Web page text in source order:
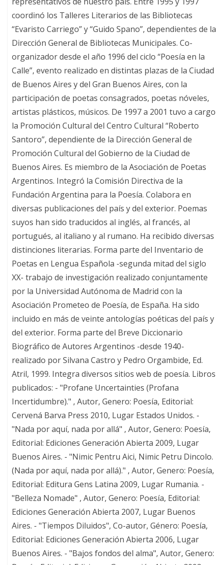
coordinó los Talleres Literarios de las Bibliotecas
“Evaristo Carriego” y “Guido Spano”, dependientes de la
Dirección General de Bibliotecas Municipales. Co-
organizador desde el año 1996 del ciclo “Poesía en la
Calle”, evento realizado en distintas plazas de la Ciudad
de Buenos Aires y del Gran Buenos Aires, con la
participación de poetas consagrados, poetas nóveles,
artistas plásticos, músicos. De 1997 a 2001 tuvo a cargo
la Promoción Cultural del Centro Cultural “Roberto
Santoro”, dependiente de la Dirección General de
Promoción Cultural del Gobierno de la Ciudad de
Buenos Aires. Es miembro de la Asociación de Poetas
Argentinos. Integró la Comisión Directiva de la
Fundación Argentina para la Poesía. Colabora en
diversas publicaciones del país y del exterior. Poemas
suyos han sido traducidos al inglés, al francés, al
portugués, al italiano y al rumano. Ha recibido diversas
distinciones literarias. Forma parte del Inventario de
Poetas en Lengua Española -segunda mitad del siglo
XX- trabajo de investigación realizado conjuntamente
por la Universidad Autónoma de Madrid con la
Asociación Prometeo de Poesía, de España. Ha sido
incluido en más de veinte antologías poéticas del país y
del exterior. Forma parte del Breve Diccionario
Biográfico de Autores Argentinos -desde 1940-
realizado por Silvana Castro y Pedro Orgambide, Ed.
Atril, 1999. Integra diversos sitios web de poesía. Libros
publicados: - "Profane Uncertainties (Profana
Incertidumbre)." , Autor, Genero: Poesía, Editorial:
Cervená Barva Press 2010, Lugar Estados Unidos. -
"Nada por aquí, nada por allá" , Autor, Genero: Poesía,
Editorial: Ediciones Generación Abierta 2009, Lugar
Buenos Aires. - "Nimic Pentru Aici, Nimic Petru Dincolo.
(Nada por aquí, nada por allá)." , Autor, Genero: Poesía,
Editorial: Editura Gens Latina 2009, Lugar Rumania. -
"Belleza Nomade" , Autor, Genero: Poesía, Editorial:
Ediciones Generación Abierta 2007, Lugar Buenos
Aires. - "Tiempos Diluidos", Co-autor, Género: Poesía,
Editorial: Ediciones Generación Abierta 2006, Lugar
Buenos Aires. - "Bajos fondos del alma", Autor, Genero: